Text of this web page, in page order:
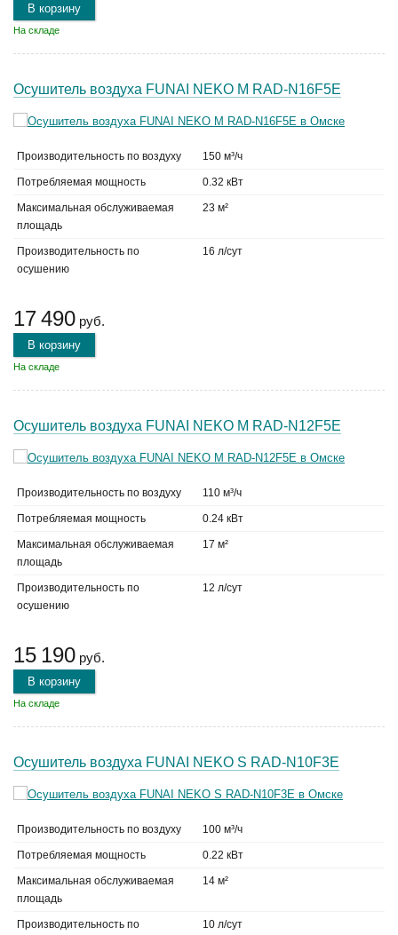
В корзину
На складе
Осушитель воздуха FUNAI NEKO M RAD-N16F5E
Производительность по воздуху 150 м³/ч
Потребляемая мощность 0.32 кВт
Максимальная обслуживаемая
площадь
23 м²
Производительность по
осушению
16 л/сут
17 490 руб.
В корзину
На складе
Осушитель воздуха FUNAI NEKO M RAD-N12F5E
Производительность по воздуху 110 м³/ч
Потребляемая мощность 0.24 кВт
Максимальная обслуживаемая
площадь
17 м²
Производительность по
осушению
12 л/сут
15 190 руб.
В корзину
На складе
Осушитель воздуха FUNAI NEKO S RAD-N10F3E
Производительность по воздуху 100 м³/ч
Потребляемая мощность 0.22 кВт
Максимальная обслуживаемая
площадь
14 м²
Производительность по
10 л/сут